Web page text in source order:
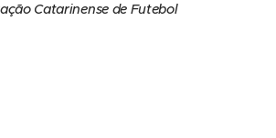
Catarinense de Futebol